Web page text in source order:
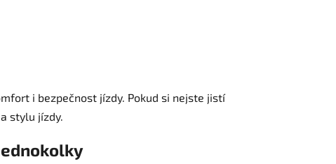
i bezpečnost jízdy. Pokud si nejste jistí
stylu jízdy.